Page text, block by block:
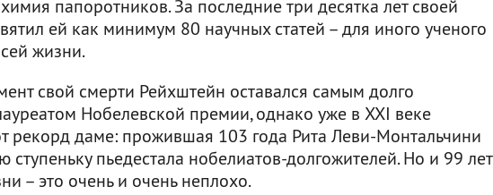
папоротников. За последние три десятка лет своей
ей как минимум 80 научных статей – для иного ученого
жизни.
свой смерти Рейхштейн оставался самым долго
Нобелевской премии, однако уже в XXI веке
рекорд даме: прожившая 103 года Рита Леви-Монтальчини
ступеньку пьедестала нобелиатов-долгожителей. Но и 99 лет
– это очень и очень неплохо.